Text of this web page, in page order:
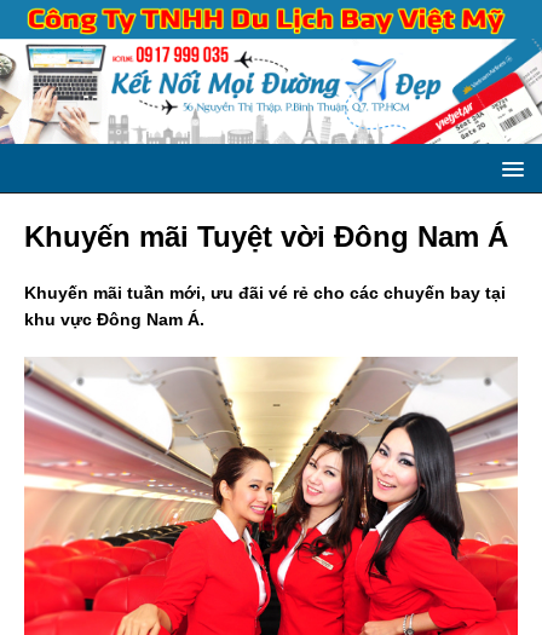
Khuyến mãi Tuyệt vời Đông Nam Á
Khuyến mãi tuần mới, ưu đãi vé rẻ cho các chuyến bay tại
khu vực Đông Nam Á.